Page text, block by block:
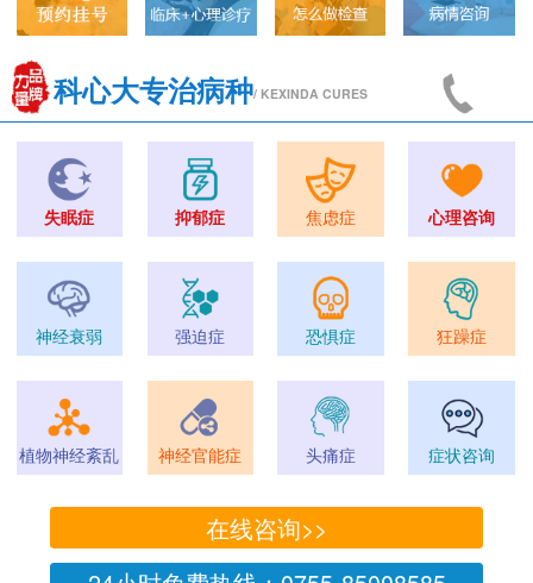
科心大专治病种/ KEXINDA CURES
失眠症 抑郁症 焦虑症 心理咨询
神经衰弱 强迫症 恐惧症 狂躁症
植物神经紊乱 神经官能症 头痛症 症状咨询
在线咨询>>